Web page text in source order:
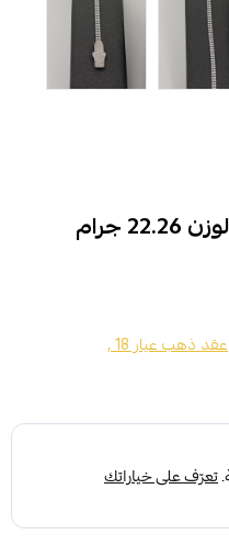
عقد ذهب عيار 18 ,